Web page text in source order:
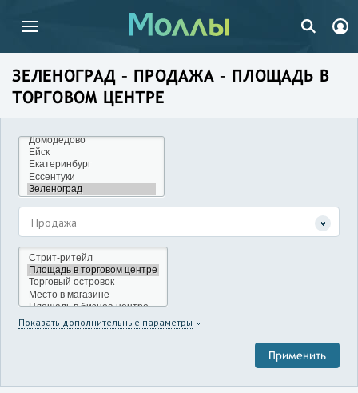
ЗЕЛЕНОГРАД – ПРОДАЖА – ПЛОЩАДЬ В
ТОРГОВОМ ЦЕНТРЕ
Продажа
Показать дополнительные параметры